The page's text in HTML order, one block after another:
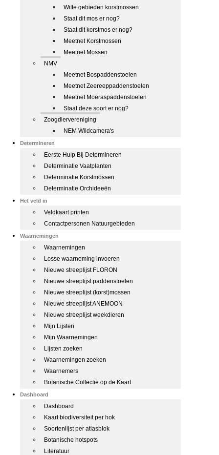
Witte gebieden korstmossen
Staat dit mos er nog?
Staat dit korstmos er nog?
Meetnet Korstmossen
Meetnet Mossen
NMV
Meetnet Bospaddenstoelen
Meetnet Zeereeppaddenstoelen
Meetnet Moeraspaddenstoelen
Staat deze soort er nog?
Zoogdiervereniging
NEM Wildcamera's
Determineren
Eerste Hulp Bij Determineren
Determinatie Vaatplanten
Determinatie Korstmossen
Determinatie Orchideeën
Het veld in
Veldkaart printen
Contactpersonen Natuurgebieden
Waarnemingen
Waarnemingen
Losse waarneming invoeren
Nieuwe streeplijst FLORON
Nieuwe streeplijst paddenstoelen
Nieuwe streeplijst (korst)mossen
Nieuwe streeplijst ANEMOON
Nieuwe streeplijst weekdieren
Mijn Lijsten
Mijn Waarnemingen
Lijsten zoeken
Waarnemingen zoeken
Waarnemers
Botanische Collectie op de Kaart
Dashboard
Dashboard
Kaart biodiversiteit per hok
Soortenlijst per atlasblok
Botanische hotspots
Literatuur